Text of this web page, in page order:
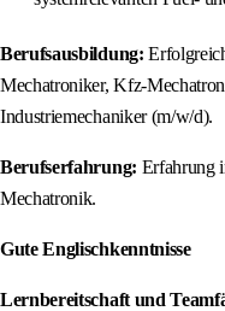
Berufsausbildung:
Mechatroniker, Kfz-
Industriemechaniker (m/w/d).
Berufserfahrung: Erfahrung
Mechatronik.
Gute Englischkenntnisse
Lernbereitschaft und